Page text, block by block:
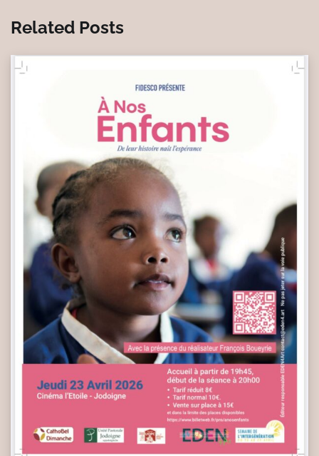
Related Posts